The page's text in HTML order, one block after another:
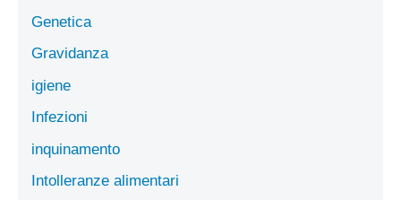
Genetica
Gravidanza
igiene
Infezioni
inquinamento
Intolleranze alimentari